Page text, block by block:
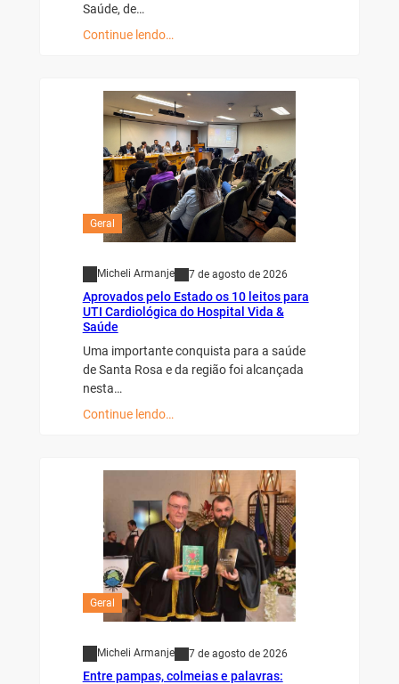
Saúde, de…
Continue lendo…
Geral
Micheli Armanje 7 de agosto de 2026
Aprovados pelo Estado os 10 leitos para
UTI Cardiológica do Hospital Vida &
Saúde
Uma importante conquista para a saúde
de Santa Rosa e da região foi alcançada
nesta…
Continue lendo…
Geral
Micheli Armanje 7 de agosto de 2026
Entre pampas, colmeias e palavras: